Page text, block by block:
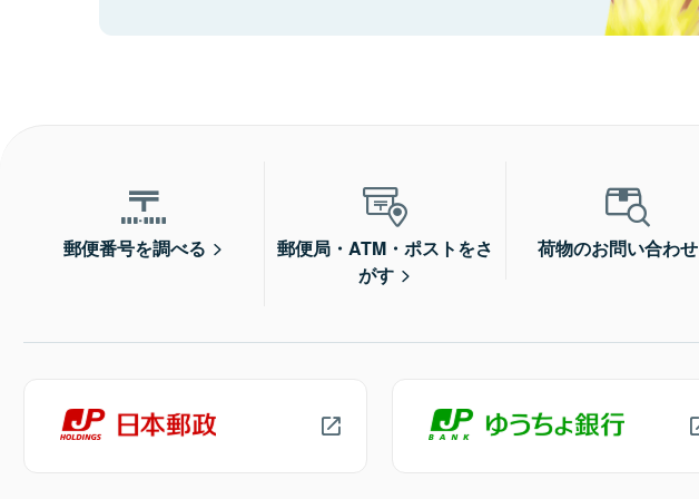
郵便番号を調べる
郵便局・ATM・ポストをさ
がす
荷物のお問い合わせ